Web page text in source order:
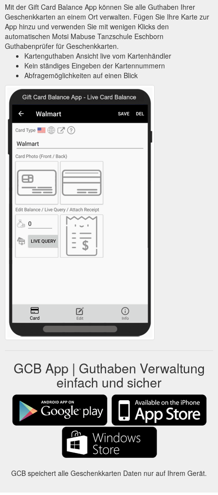
Mit der Gift Card Balance App können Sie alle Guthaben Ihrer
Geschenkkarten an einem Ort verwalten. Fügen Sie Ihre Karte zur
App hinzu und verwenden Sie mit wenigen Klicks den
automatischen Motsi Mabuse Tanzschule Eschborn
Guthabenprüfer für Geschenkkarten.
Kartenguthaben Ansicht live vom Kartenhändler
Kein ständiges Eingeben der Kartennummern
Abfragemöglichkeiten auf einen Blick
GCB App | Guthaben Verwaltung
einfach und sicher
GCB speichert alle Geschenkkarten Daten nur auf Ihrem Gerät.